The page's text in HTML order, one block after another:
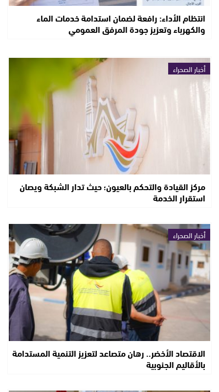
انتظام الأداء: رافعة لضمان استدامة خدمات الماء
والكهرباء وتعزيز جودة المرفق العمومي
أخبار الصحراء
مركز القيادة والتحكم بالعيون؛ حيث تدار الشبكة ويصان
استقرار الخدمة
أخبار الصحراء
الاقتصاد الأخضر.. رهان متصاعد لتعزيز التنمية المستدامة
بالأقاليم الجنوبية